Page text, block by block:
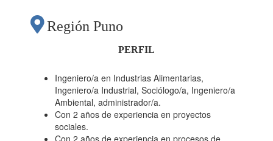
Región Puno
PERFIL
Ingeniero/a en Industrias Alimentarias,
Ingeniero/a Industrial, Sociólogo/a, Ingeniero/a
Ambiental, administrador/a.
Con 2 años de experiencia en proyectos
sociales.
Con 2 años de experiencia en procesos de